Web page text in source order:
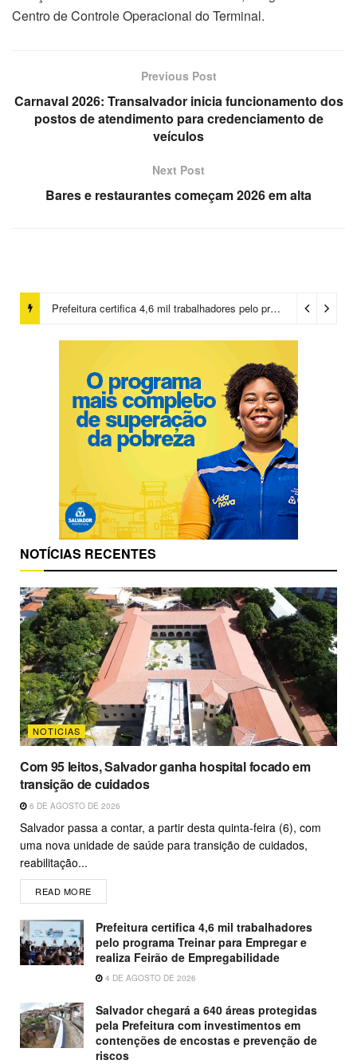
Centro de Controle Operacional do Terminal.
Previous Post
Carnaval 2026: Transalvador inicia funcionamento dos
postos de atendimento para credenciamento de
veículos
Next Post
Bares e restaurantes começam 2026 em alta
Prefeitura certifica 4,6 mil trabalhadores pelo programa Treinar para Empregar e realiza Feirão de Empregabilidade
NOTÍCIAS RECENTES
NOTICIAS
Com 95 leitos, Salvador ganha hospital focado em
transição de cuidados
6 DE AGOSTO DE 2026
Salvador passa a contar, a partir desta quinta-feira (6), com
uma nova unidade de saúde para transição de cuidados,
reabilitação...
READ MORE
Prefeitura certifica 4,6 mil trabalhadores
pelo programa Treinar para Empregar e
realiza Feirão de Empregabilidade
4 DE AGOSTO DE 2026
Salvador chegará a 640 áreas protegidas
pela Prefeitura com investimentos em
contenções de encostas e prevenção de
riscos